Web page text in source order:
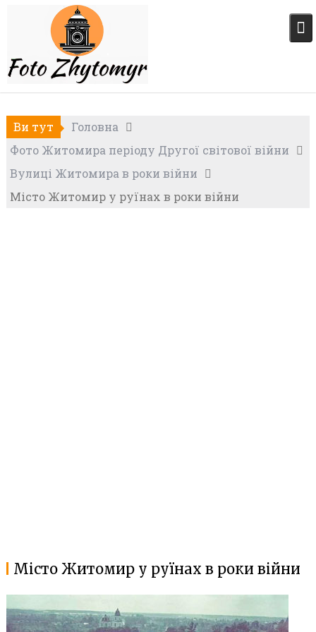
Ви тут
Головна
Фото Житомира періоду Другої світової війни
Вулиці Житомира в роки війни
Місто Житомир у руїнах в роки війни
Місто Житомир у руїнах в роки війни